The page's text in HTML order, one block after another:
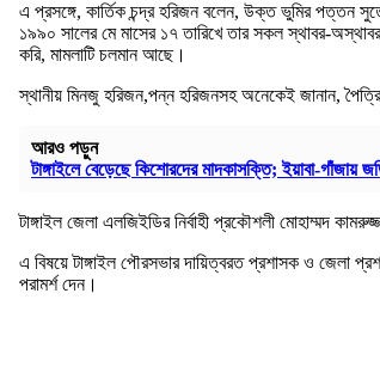
এ প্রসঙ্গে, কার্তিক চন্দ্র হরিজন বলেন, উক্ত ভুমির পত্তন
১৯৯০ সালের মে মাসের ১৭ তারিখে তার সকল স্থাবর-
করি, মামলাটি চলমান আছে।
স্থানীয় মিনজু হরিজন,পন্ন হরিজনসহ অনেকেই জানান,
আরও পড়ুন
টাঙ্গাইলে বেড়েছে কিশোরদের মাদকাসক্তি; ইয়াবা-গাঁজায়
টাঙ্গাইল জেলা এলজিইডির নির্বাহী প্রকৌশলী মোহাম্মদ
এ বিষয়ে টাঙ্গাইল পৌরসভার দায়িত্বরত প্রশাসক ও জেলা
পরামর্শ দেন।